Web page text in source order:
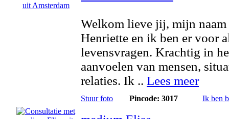
Welkom lieve jij, mijn naam
Henriette en ik ben er voor
levensvragen. Krachtig in
aanvoelen van mensen,
relaties. Ik .. Lees meer
Stuur foto Pincode: 3017 Ik ben